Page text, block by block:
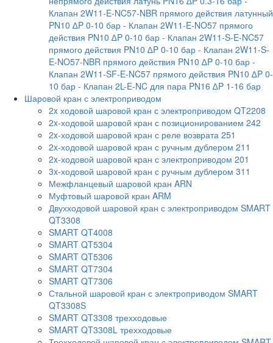
Клапан 2W11-E-NC57-NBR прямого действия латунный
PN10 ∆P 0-10 бар - Клапан 2W11-E-NO57 прямого
действия PN10 ∆P 0-10 бар - Клапан 2W11-S-E-NC57
прямого действия PN10 ∆P 0-10 бар - Клапан 2W11-S-
E-NO57-NBR прямого действия PN10 ∆P 0-10 бар -
Клапан 2W11-SF-E-NC57 прямого действия PN10 ∆P 0-
10 бар - Клапан 2L-E-NC для пара PN16 ∆P 1-16 бар
Шаровой кран с электроприводом
2x ходовой шаровой кран с электроприводом QT2208
2x-ходовой шаровой кран с позиционированием 242
2x-ходовой шаровой кран с реле возврата 251
2x-ходовой шаровой кран с ручным дублером 211
2x-ходовой шаровой кран с электроприводом 201
3x-ходовой шаровой кран с ручным дублером 311
Межфланцевый шаровой кран ARN
Муфтовый шаровой кран ARM
Двухходовой шаровой кран с электроприводом SMART
QT3308
SMART QT4008
SMART QT5304
SMART QT5306
SMART QT7304
SMART QT7306
Стальной шаровой кран с электроприводом SMART
QT3308S
SMART QT3308 трехходовые
SMART QT3308L трехходовые